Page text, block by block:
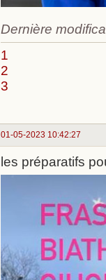
Dernière
1
2
3
01-05-2023 10:42:27
les préparatifs